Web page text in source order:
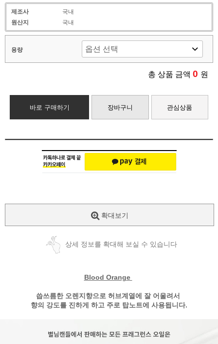
제조사
국내
원산지
국내
용량
총 상품 금액 0 원
바로 구매하기 장바구니 관심상품
확대보기
상세 정보를 확대해 보실 수 있습니다
Blood Orange
씁쓰름한 오렌지향으로 허브계열에 잘 어울려서
향의 강도를 진하게 하고 주로 탑노트에 사용됩니다.